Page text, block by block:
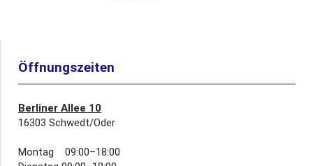
Öffnungszeiten
Berliner Allee 10
16303 Schwedt/Oder
Montag 09:00–18:00